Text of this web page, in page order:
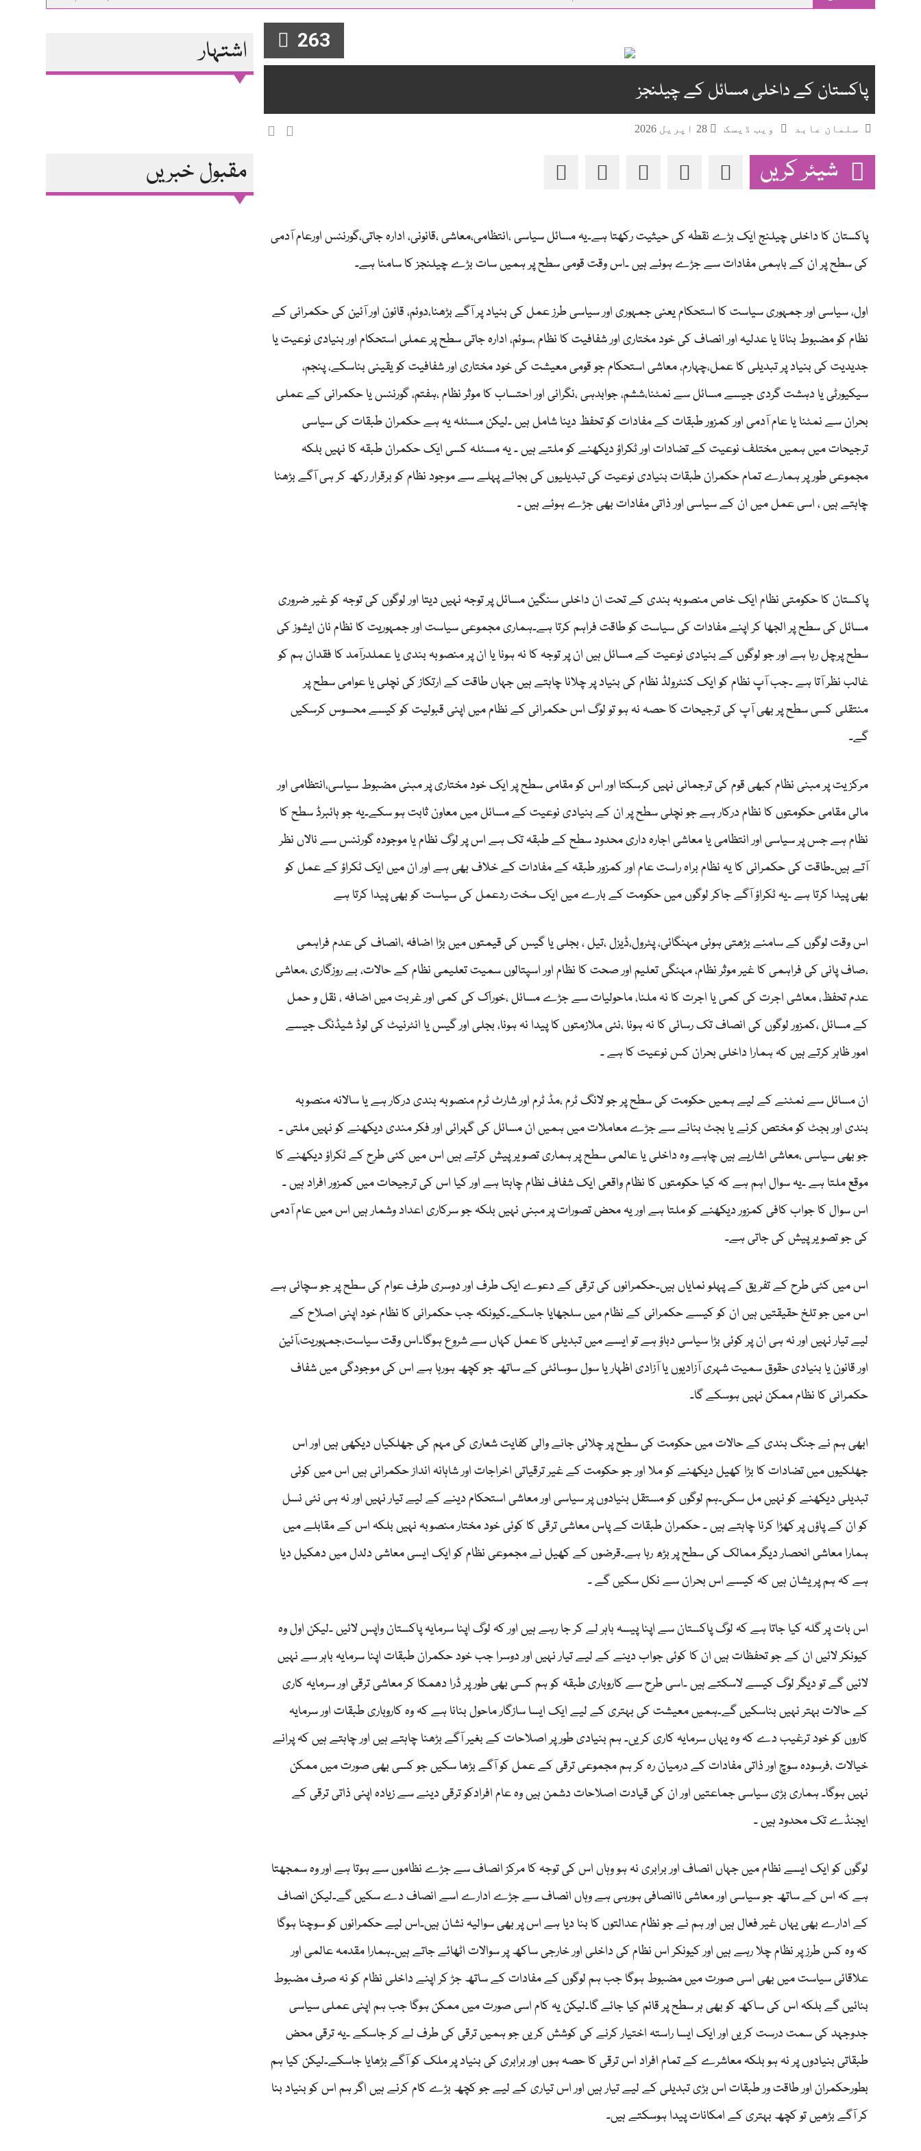
اشتہار
مقبول خبریں
263
پاکستان کے داخلی مسائل کے چیلنجز
سلمان عابد ویب ڈیسک
شیئر کریں
پاکستان کا داخلی چیلنج ایک بڑے نقطہ کی حیثیت رکھتا ہے۔یہ مسائل سیاسی ،انتظامی،معاشی ،قانونی، ادارہ جاتی،گورننس اورعام آدمی
کی سطح پر ان کے باہمی مفادات سے جڑے ہوئے ہیں ۔اس وقت قومی سطح پر ہمیں سات بڑے چیلنجز کا سامنا ہے۔
اول، سیاسی اور جمہوری سیاست کا استحکام یعنی جمہوری اور سیاسی طرز عمل کی بنیاد پر آگے بڑھنا،دوئم، قانون اور آئین کی حکمرانی کے
نظام کو مضبوط بنانا یا عدلیہ اور انصاف کی خود مختاری اور شفافیت کا نظام ،سوئم، ادارہ جاتی سطح پر عملی استحکام اور بنیادی نوعیت یا
جدیدیت کی بنیاد پر تبدیلی کا عمل،چہارم، معاشی استحکام جو قومی معیشت کی خود مختاری اور شفافیت کو یقینی بناسکے، پنجم،
سیکیورٹی یا دہشت گردی جیسے مسائل سے نمٹنا،ششم، جوابدہی ،نگرانی اور احتساب کا موثر نظام ،ہفتم، گورننس یا حکمرانی کے عملی
بحران سے نمٹنا یا عام آدمی اور کمزور طبقات کے مفادات کو تحفظ دینا شامل ہیں ۔لیکن مسئلہ یہ ہے حکمران طبقات کی سیاسی
ترجیحات میں ہمیں مختلف نوعیت کے تضادات اور ٹکراؤ دیکھنے کو ملتے ہیں ۔ یہ مسئلہ کسی ایک حکمران طبقہ کا نہیں بلکہ
مجموعی طور پر ہمارے تمام حکمران طبقات بنیادی نوعیت کی تبدیلیوں کی بجائے پہلے سے موجود نظام کو برقرار رکھ کر ہی آگے بڑھنا
چاہتے ہیں ، اسی عمل میں ان کے سیاسی اور ذاتی مفادات بھی جڑے ہوئے ہیں ۔
پاکستان کا حکومتی نظام ایک خاص منصوبہ بندی کے تحت ان داخلی سنگین مسائل پر توجہ نہیں دیتا اور لوگوں کی توجہ کو غیر ضروری
مسائل کی سطح پر الجھا کر اپنے مفادات کی سیاست کو طاقت فراہم کرتا ہے۔ہماری مجموعی سیاست اور جمہوریت کا نظام نان ایشوز کی
سطح پرچل رہا ہے اور جو لوگوں کے بنیادی نوعیت کے مسائل ہیں ان پر توجہ کا نہ ہونا یا ان پر منصوبہ بندی یا عملدرآمد کا فقدان ہم کو
غالب نظر آتا ہے ۔جب آپ نظام کو ایک کنٹرولڈ نظام کی بنیاد پر چلانا چاہتے ہیں جہاں طاقت کے ارتکاز کی نچلی یا عوامی سطح پر
منتقلی کسی سطح پر بھی آپ کی ترجیحات کا حصہ نہ ہو تو لوگ اس حکمرانی کے نظام میں اپنی قبولیت کو کیسے محسوس کرسکیں
گے۔
مرکزیت پر مبنی نظام کبھی قوم کی ترجمانی نہیں کرسکتا اور اس کو مقامی سطح پر ایک خود مختاری پر مبنی مضبوط سیاسی،انتظامی اور
مالی مقامی حکومتوں کا نظام درکار ہے جو نچلی سطح پر ان کے بنیادی نوعیت کے مسائل میں معاون ثابت ہو سکے۔یہ جو ہائبرڈ سطح کا
نظام ہے جس پر سیاسی اور انتظامی یا معاشی اجارہ داری محدود سطح کے طبقہ تک ہے اس پر لوگ نظام یا موجودہ گورننس سے نالاں نظر
آتے ہیں۔طاقت کی حکمرانی کا یہ نظام براہ راست عام اور کمزور طبقہ کے مفادات کے خلاف بھی ہے اور ان میں ایک ٹکراؤ کے عمل کو
بھی پیدا کرتا ہے ۔یہ ٹکراؤ آگے جاکر لوگوں میں حکومت کے بارے میں ایک سخت ردعمل کی سیاست کو بھی پیدا کرتا ہے
اس وقت لوگوں کے سامنے بڑھتی ہوئی مہنگائی، پٹرول،ڈیزل ،تیل ، بجلی یا گیس کی قیمتوں میں بڑا اضافہ ،انصاف کی عدم فراہمی
،صاف پانی کی فراہمی کا غیر موثر نظام، مہنگی تعلیم اور صحت کا نظام اور اسپتالوں سمیت تعلیمی نظام کے حالات، بے روزگاری ،معاشی
عدم تحفظ، معاشی اجرت کی کمی یا اجرت کا نہ ملنا، ماحولیات سے جڑے مسائل ،خوراک کی کمی اور غربت میں اضافہ ، نقل و حمل
کے مسائل ،کمزور لوگوں کی انصاف تک رسائی کا نہ ہونا ،نئی ملازمتوں کا پیدا نہ ہونا، بجلی اور گیس یا انٹرنیٹ کی لوڈ شیڈنگ جیسے
امور ظاہر کرتے ہیں کہ ہمارا داخلی بحران کس نوعیت کا ہے ۔
ان مسائل سے نمٹنے کے لیے ہمیں حکومت کی سطح پر جو لانگ ٹرم ،مڈ ٹرم اور شارٹ ٹرم منصوبہ بندی درکار ہے یا سالانہ منصوبہ
بندی اور بجٹ کو مختص کرنے یا بجٹ بنانے سے جڑے معاملات میں ہمیں ان مسائل کی گہرائی اور فکر مندی دیکھنے کو نہیں ملتی ۔
جو بھی سیاسی ،معاشی اشاریے ہیں چاہے وہ داخلی یا عالمی سطح پر ہماری تصویر پیش کرتے ہیں اس میں کئی طرح کے ٹکراؤ دیکھنے کا
موقع ملتا ہے ۔یہ سوال اہم ہے کہ کیا حکومتوں کا نظام واقعی ایک شفاف نظام چاہتا ہے اور کیا اس کی ترجیحات میں کمزور افراد ہیں ۔
اس سوال کا جواب کافی کمزور دیکھنے کو ملتا ہے اور یہ محض تصورات پر مبنی نہیں بلکہ جو سرکاری اعداد وشمار ہیں اس میں عام آدمی
کی جو تصویر پیش کی جاتی ہے۔
اس میں کئی طرح کے تفریق کے پہلو نمایاں ہیں۔حکمرانوں کی ترقی کے دعوے ایک طرف اور دوسری طرف عوام کی سطح پر جو سچائی ہے
اس میں جو تلخ حقیقتیں ہیں ان کو کیسے حکمرانی کے نظام میں سلجھایا جاسکے۔کیونکہ جب حکمرانی کا نظام خود اپنی اصلاح کے
لیے تیار نہیں اور نہ ہی ان پر کوئی بڑا سیاسی دباؤ ہے تو ایسے میں تبدیلی کا عمل کہاں سے شروع ہوگا۔اس وقت سیاست،جمہوریت،آئین
اور قانون یا بنیادی حقوق سمیت شہری آزادیوں یا آزادی اظہار یا سول سوسائٹی کے ساتھ جو کچھ ہورہا ہے اس کی موجودگی میں شفاف
حکمرانی کا نظام ممکن نہیں ہوسکے گا۔
ابھی ہم نے جنگ بندی کے حالات میں حکومت کی سطح پر چلائی جانے والی کفایت شعاری کی مہم کی جھلکیاں دیکھی ہیں اور اس
جھلکیوں میں تضادات کا بڑا کھیل دیکھنے کو ملا اور جو حکومت کے غیر ترقیاتی اخراجات اور شاہانہ انداز حکمرانی ہیں اس میں کوئی
تبدیلی دیکھنے کو نہیں مل سکی۔ہم لوگوں کو مستقل بنیادوں پر سیاسی اور معاشی استحکام دینے کے لیے تیار نہیں اور نہ ہی نئی نسل
کو ان کے پاؤں پر کھڑا کرنا چاہتے ہیں ۔ حکمران طبقات کے پاس معاشی ترقی کا کوئی خود مختار منصوبہ نہیں بلکہ اس کے مقابلے میں
ہمارا معاشی انحصار دیگر ممالک کی سطح پر بڑھ رہا ہے۔قرضوں کے کھیل نے مجموعی نظام کو ایک ایسی معاشی دلدل میں دھکیل دیا
ہے کہ ہم پریشان ہیں کہ کیسے اس بحران سے نکل سکیں گے ۔
اس بات پر گلہ کیا جاتا ہے کہ لوگ پاکستان سے اپنا پیسہ باہر لے کر جا رہے ہیں اور کہ لوگ اپنا سرمایہ پاکستان واپس لائیں ۔لیکن اول وہ
کیونکر لائیں ان کے جو تحفظات ہیں ان کا کوئی جواب دینے کے لیے تیار نہیں اور دوسرا جب خود حکمران طبقات اپنا سرمایہ باہر سے نہیں
لائیں گے تو دیگر لوگ کیسے لاسکتے ہیں ۔اسی طرح سے کاروباری طبقہ کو ہم کسی بھی طور پر ڈرا دھمکا کر معاشی ترقی اور سرمایہ کاری
کے حالات بہتر نہیں بناسکیں گے۔ہمیں معیشت کی بہتری کے لیے ایک ایسا سازگار ماحول بنانا ہے کہ وہ کاروباری طبقات اور سرمایہ
کاروں کو خود ترغیب دے کہ وہ یہاں سرمایہ کاری کریں۔ ہم بنیادی طور پر اصلاحات کے بغیر آگے بڑھنا چاہتے ہیں اور چاہتے ہیں کہ پرانے
خیالات ،فرسودہ سوچ اور ذاتی مفادات کے درمیان رہ کر ہم مجموعی ترقی کے عمل کو آگے بڑھا سکیں جو کسی بھی صورت میں ممکن
نہیں ہوگا۔ ہماری بڑی سیاسی جماعتیں اور ان کی قیادت اصلاحات دشمن ہیں وہ عام افرادکو ترقی دینے سے زیادہ اپنی ذاتی ترقی کے
ایجنڈے تک محدود ہیں ۔
لوگوں کو ایک ایسے نظام میں جہاں انصاف اور برابری نہ ہو وہاں اس کی توجہ کا مرکز انصاف سے جڑے نظاموں سے ہوتا ہے اور وہ سمجھتا
ہے کہ اس کے ساتھ جو سیاسی اور معاشی ناانصافی ہورہی ہے وہاں انصاف سے جڑے ادارے اسے انصاف دے سکیں گے۔لیکن انصاف
کے ادارے بھی یہاں غیر فعال ہیں اور ہم نے جو نظام عدالتوں کا بنا دیا ہے اس پر بھی سوالیہ نشان ہیں۔اس لیے حکمرانوں کو سوچنا ہوگا
کہ وہ کس طرز پر نظام چلا رہے ہیں اور کیونکر اس نظام کی داخلی اور خارجی ساکھ پر سوالات اٹھائے جاتے ہیں۔ہمارا مقدمہ عالمی اور
علاقائی سیاست میں بھی اسی صورت میں مضبوط ہوگا جب ہم لوگوں کے مفادات کے ساتھ جڑ کر اپنے داخلی نظام کو نہ صرف مضبوط
بنائیں گے بلکہ اس کی ساکھ کو بھی ہر سطح پر قائم کیا جائے گا۔لیکن یہ کام اسی صورت میں ممکن ہوگا جب ہم اپنی عملی سیاسی
جدوجہد کی سمت درست کریں اور ایک ایسا راستہ اختیار کرنے کی کوشش کریں جو ہمیں ترقی کی طرف لے کر جاسکے ۔یہ ترقی محض
طبقاتی بنیادوں پر نہ ہو بلکہ معاشرے کے تمام افراد اس ترقی کا حصہ ہوں اور برابری کی بنیاد پر ملک کو آگے بڑھایا جاسکے۔لیکن کیا ہم
بطورحکمران اور طاقت ور طبقات اس بڑی تبدیلی کے لیے تیار ہیں اور اس تیاری کے لیے جو کچھ بڑے کام کرنے ہیں اگر ہم اس کو بنیاد بنا
کر آگے بڑھیں تو کچھ بہتری کے امکانات پیدا ہوسکتے ہیں۔